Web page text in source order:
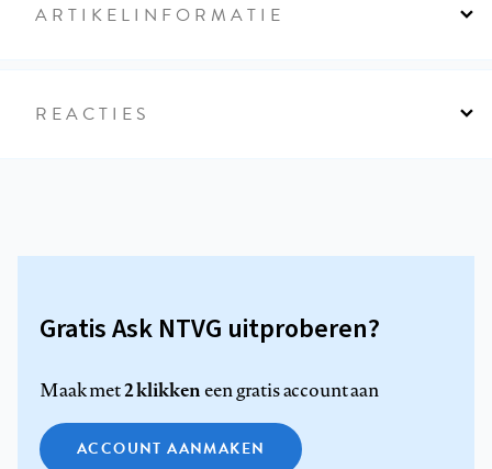
ARTIKELINFORMATIE
REACTIES
Gratis Ask NTVG uitproberen?
Maak met2 klikkeneen gratis account aan
ACCOUNT AANMAKEN